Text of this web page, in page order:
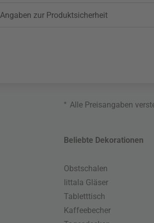
Angaben zur Produktsicherheit
* Alle Preisangaben
Beliebte Dekorationen
Obstschalen
Iittala Gläser
Tabletttisch
Kaffeebecher